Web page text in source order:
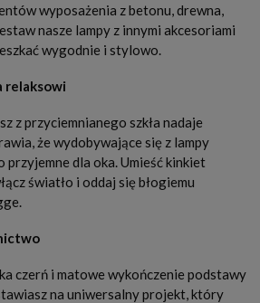
wyposażenia z betonu, drewna,
nasze lampy z innymi akcesoriami
wygodnie i stylowo.
relaksowi
z przyciemnianego szkła nadaje
że wydobywające się z lampy
dla oka. Umieść kinkiet
światło i oddaj się błogiemu
czerń i matowe wykończenie podstawy
na uniwersalny projekt, który